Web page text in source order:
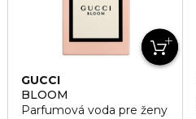
GUCCI
BLOOM
Parfumová voda pre ženy